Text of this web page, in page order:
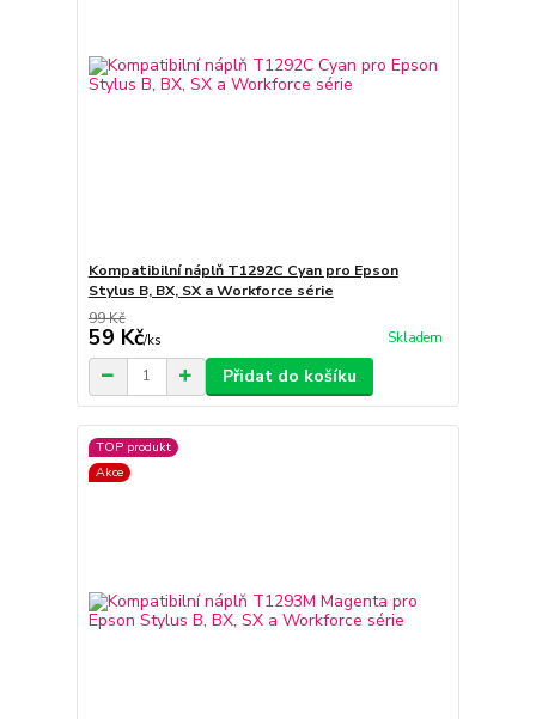
Kompatibilní náplň T1292C Cyan pro Epson
Stylus B, BX, SX a Workforce série
99 Kč
59 Kč/ks Skladem
Přidat do košíku
TOP produkt
Akce